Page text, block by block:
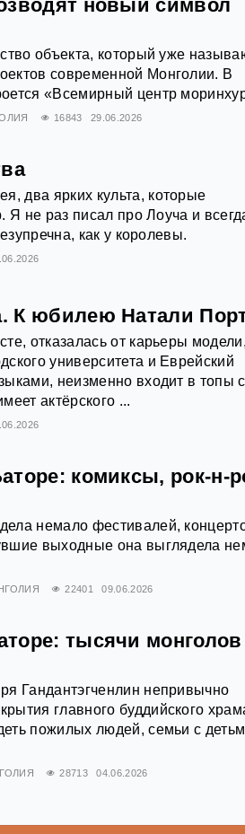
новый символ
объекта, который уже
современной Монголии. В
«Всемирный центр
16843 29.06.2026
ярких культа, которые
Я не раз писал про Лоуча и
как у королевы.
К юбилею Натали
отказалась от карьеры модели,
университета и Еврейский
неизменно входит в топы
актёрского ...
комиксы, рок-н-
немало фестивалей,
выходные она выглядела
22401 09.06.2026
тысячи монголов
Гандантэгченлин непривычно
главного буддийского
пожилых людей, семьи с
28713 04.06.2026